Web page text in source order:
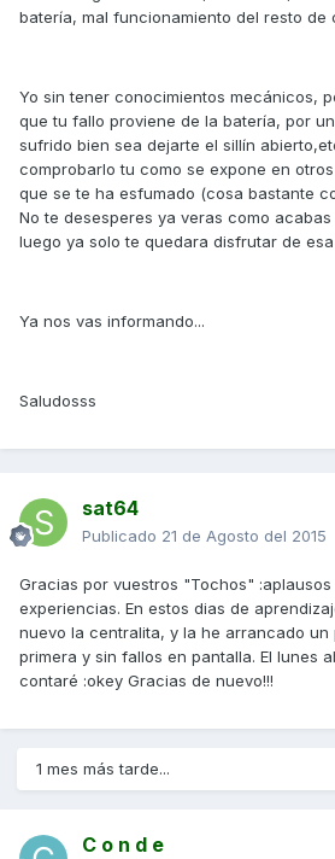
batería, mal funcionamiento del resto de
Yo sin tener conocimientos mecánicos,
que tu fallo proviene de la batería, por
sufrido bien sea dejarte el sillín
comprobarlo tu como se expone en
que se te ha esfumado (cosa bastante
No te desesperes ya veras como
luego ya solo te quedara disfrutar de esa
Ya nos vas informando...
Saludosss
sat64
Publicado 21 de Agosto del 2015
Gracias por vuestros "Tochos"
experiencias. En estos dias de
nuevo la centralita, y la he arrancado un
primera y sin fallos en pantalla. El lunes
contaré :okey Gracias de nuevo!!!
1 mes más tarde...
C o n d e